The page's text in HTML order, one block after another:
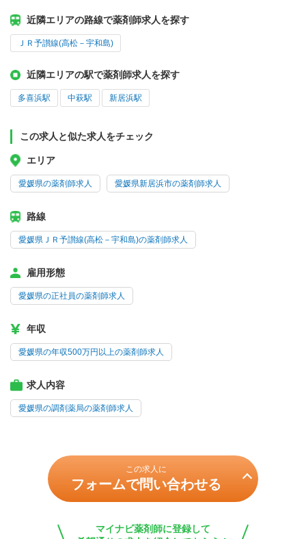
近隣エリアの路線で薬剤師求人を探す
ＪＲ予讃線(高松－宇和島)
近隣エリアの駅で薬剤師求人を探す
多喜浜駅 中萩駅 新居浜駅
この求人と似た求人をチェック
エリア
愛媛県の薬剤師求人 愛媛県新居浜市の薬剤師求人
路線
愛媛県ＪＲ予讃線(高松－宇和島)の薬剤師求人
雇用形態
愛媛県の正社員の薬剤師求人
年収
愛媛県の年収500万円以上の薬剤師求人
求人内容
愛媛県の調剤薬局の薬剤師求人
この求人に
フォームで問い合わせる
マイナビ薬剤師に登録して